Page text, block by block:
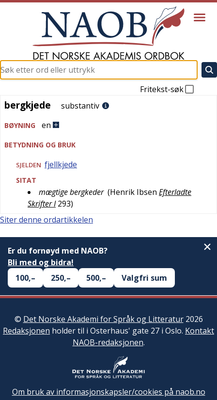
Fritekst-søk
bergkjede
bergkjede substantiv
BØYNING en
BETYDNING OG BRUK
SJELDEN fjellkjede
SITAT
mægtige bergkeder (Henrik Ibsen Efterladte
Skrifter I 293)
Siter denne ordartikkelen
Er du fornøyd med NAOB?
Bli med og bidra!
100,–
250,– 500,– Valgfri sum
© Det Norske Akademi for Språk og Litteratur2026
Redaksjonen holder til i Osterhaus' gate 27 i Oslo. Kontakt
NAOB-redaksjonen.
Om bruk av informasjonskapsler/cookies på naob.no